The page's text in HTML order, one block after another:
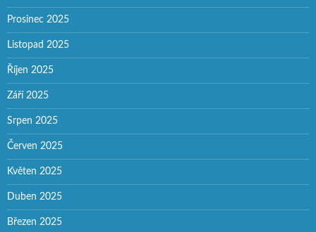
Prosinec 2025
Listopad 2025
Říjen 2025
Září 2025
Srpen 2025
Červen 2025
Květen 2025
Duben 2025
Březen 2025